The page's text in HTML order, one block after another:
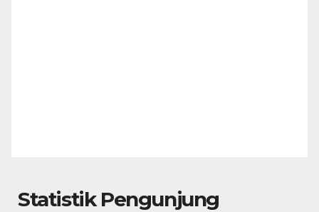
Statistik Pengunjung